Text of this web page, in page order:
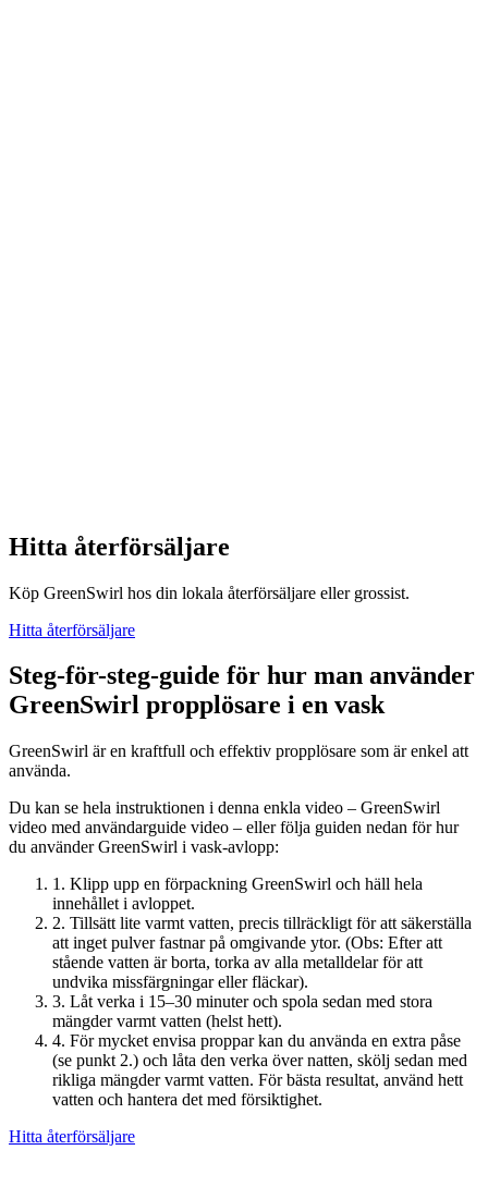
Hitta återförsäljare
Köp GreenSwirl hos din lokala återförsäljare eller grossist.
Hitta återförsäljare
Steg-för-steg-guide för hur man använder
GreenSwirl propplösare i en vask
GreenSwirl är en kraftfull och effektiv propplösare som är enkel att
använda.
Du kan se hela instruktionen i denna enkla video – GreenSwirl
video med användarguide video – eller följa guiden nedan för hur
du använder GreenSwirl i vask-avlopp:
1. Klipp upp en förpackning GreenSwirl och häll hela
innehållet i avloppet.
2. Tillsätt lite varmt vatten, precis tillräckligt för att säkerställa
att inget pulver fastnar på omgivande ytor. (Obs: Efter att
stående vatten är borta, torka av alla metalldelar för att
undvika missfärgningar eller fläckar).
3. Låt verka i 15–30 minuter och spola sedan med stora
mängder varmt vatten (helst hett).
4. För mycket envisa proppar kan du använda en extra påse
(se punkt 2.) och låta den verka över natten, skölj sedan med
rikliga mängder varmt vatten. För bästa resultat, använd hett
vatten och hantera det med försiktighet.
Hitta återförsäljare